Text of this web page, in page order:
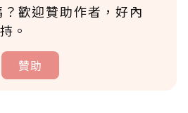
歡迎贊助作者，好內
。
贊助